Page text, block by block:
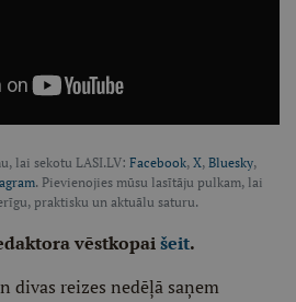
lai sekotu LASI.LV: Facebook, X, Bluesky,
. Pievienojies mūsu lasītāju pulkam, lai
praktisku un aktuālu saturu.
vēstkopaišeit.
divas reizes nedēļā saņem